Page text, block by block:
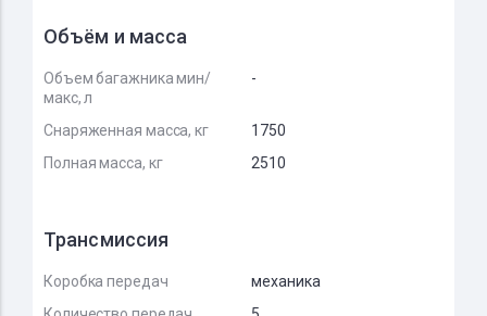
Объём и масса
Объем багажника мин/
макс, л
-
Снаряженная масса, кг
1750
Полная масса, кг
2510
Трансмиссия
Коробка передач
механика